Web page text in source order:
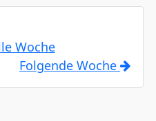
Woche
Folgende Woche